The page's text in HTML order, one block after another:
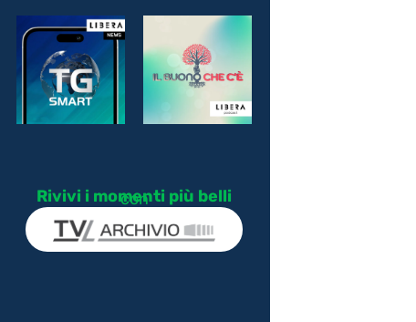
Rivivi i momenti più belli
con